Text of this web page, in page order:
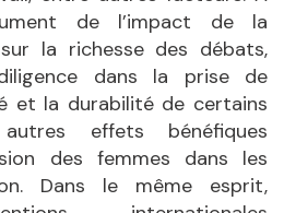
de l’impact de la
la richesse des débats,
dans la prise de
et la durabilité de certains
effets bénéfiques
des femmes dans les
Dans le même esprit,